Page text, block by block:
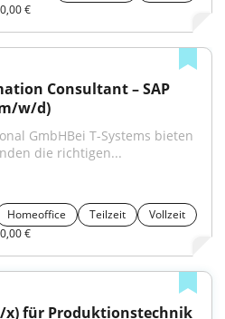
€
Consultant – SAP
w/d)
GmbHBei T-Systems bieten
die richtigen...
Homeoffice Teilzeit
Vollzeit
€
für Produktionstechnik